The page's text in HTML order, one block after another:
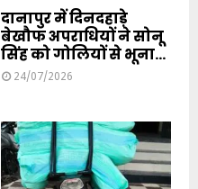
दानापुर में दिनदहाड़े
बेखौफ अपराधियों ने सोनू
सिंह को गोलियों से भूना...
24/07/2026